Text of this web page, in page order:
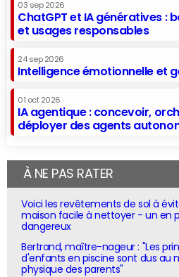
03 sep 2026
ChatGPT et IA génératives :
et usages responsables
24 sep 2026
Intelligence émotionnelle et
01 oct 2026
IA agentique : concevoir,
déployer des agents
À NE PAS RATER
Voici les revêtements de sol à
maison facile à nettoyer - un en
dangereux
Bertrand, maître-nageur : "Les
d'enfants en piscine sont dus au
physique des parents"